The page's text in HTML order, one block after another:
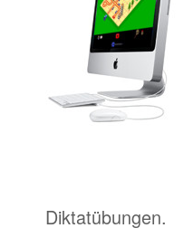
Diktatübungen.